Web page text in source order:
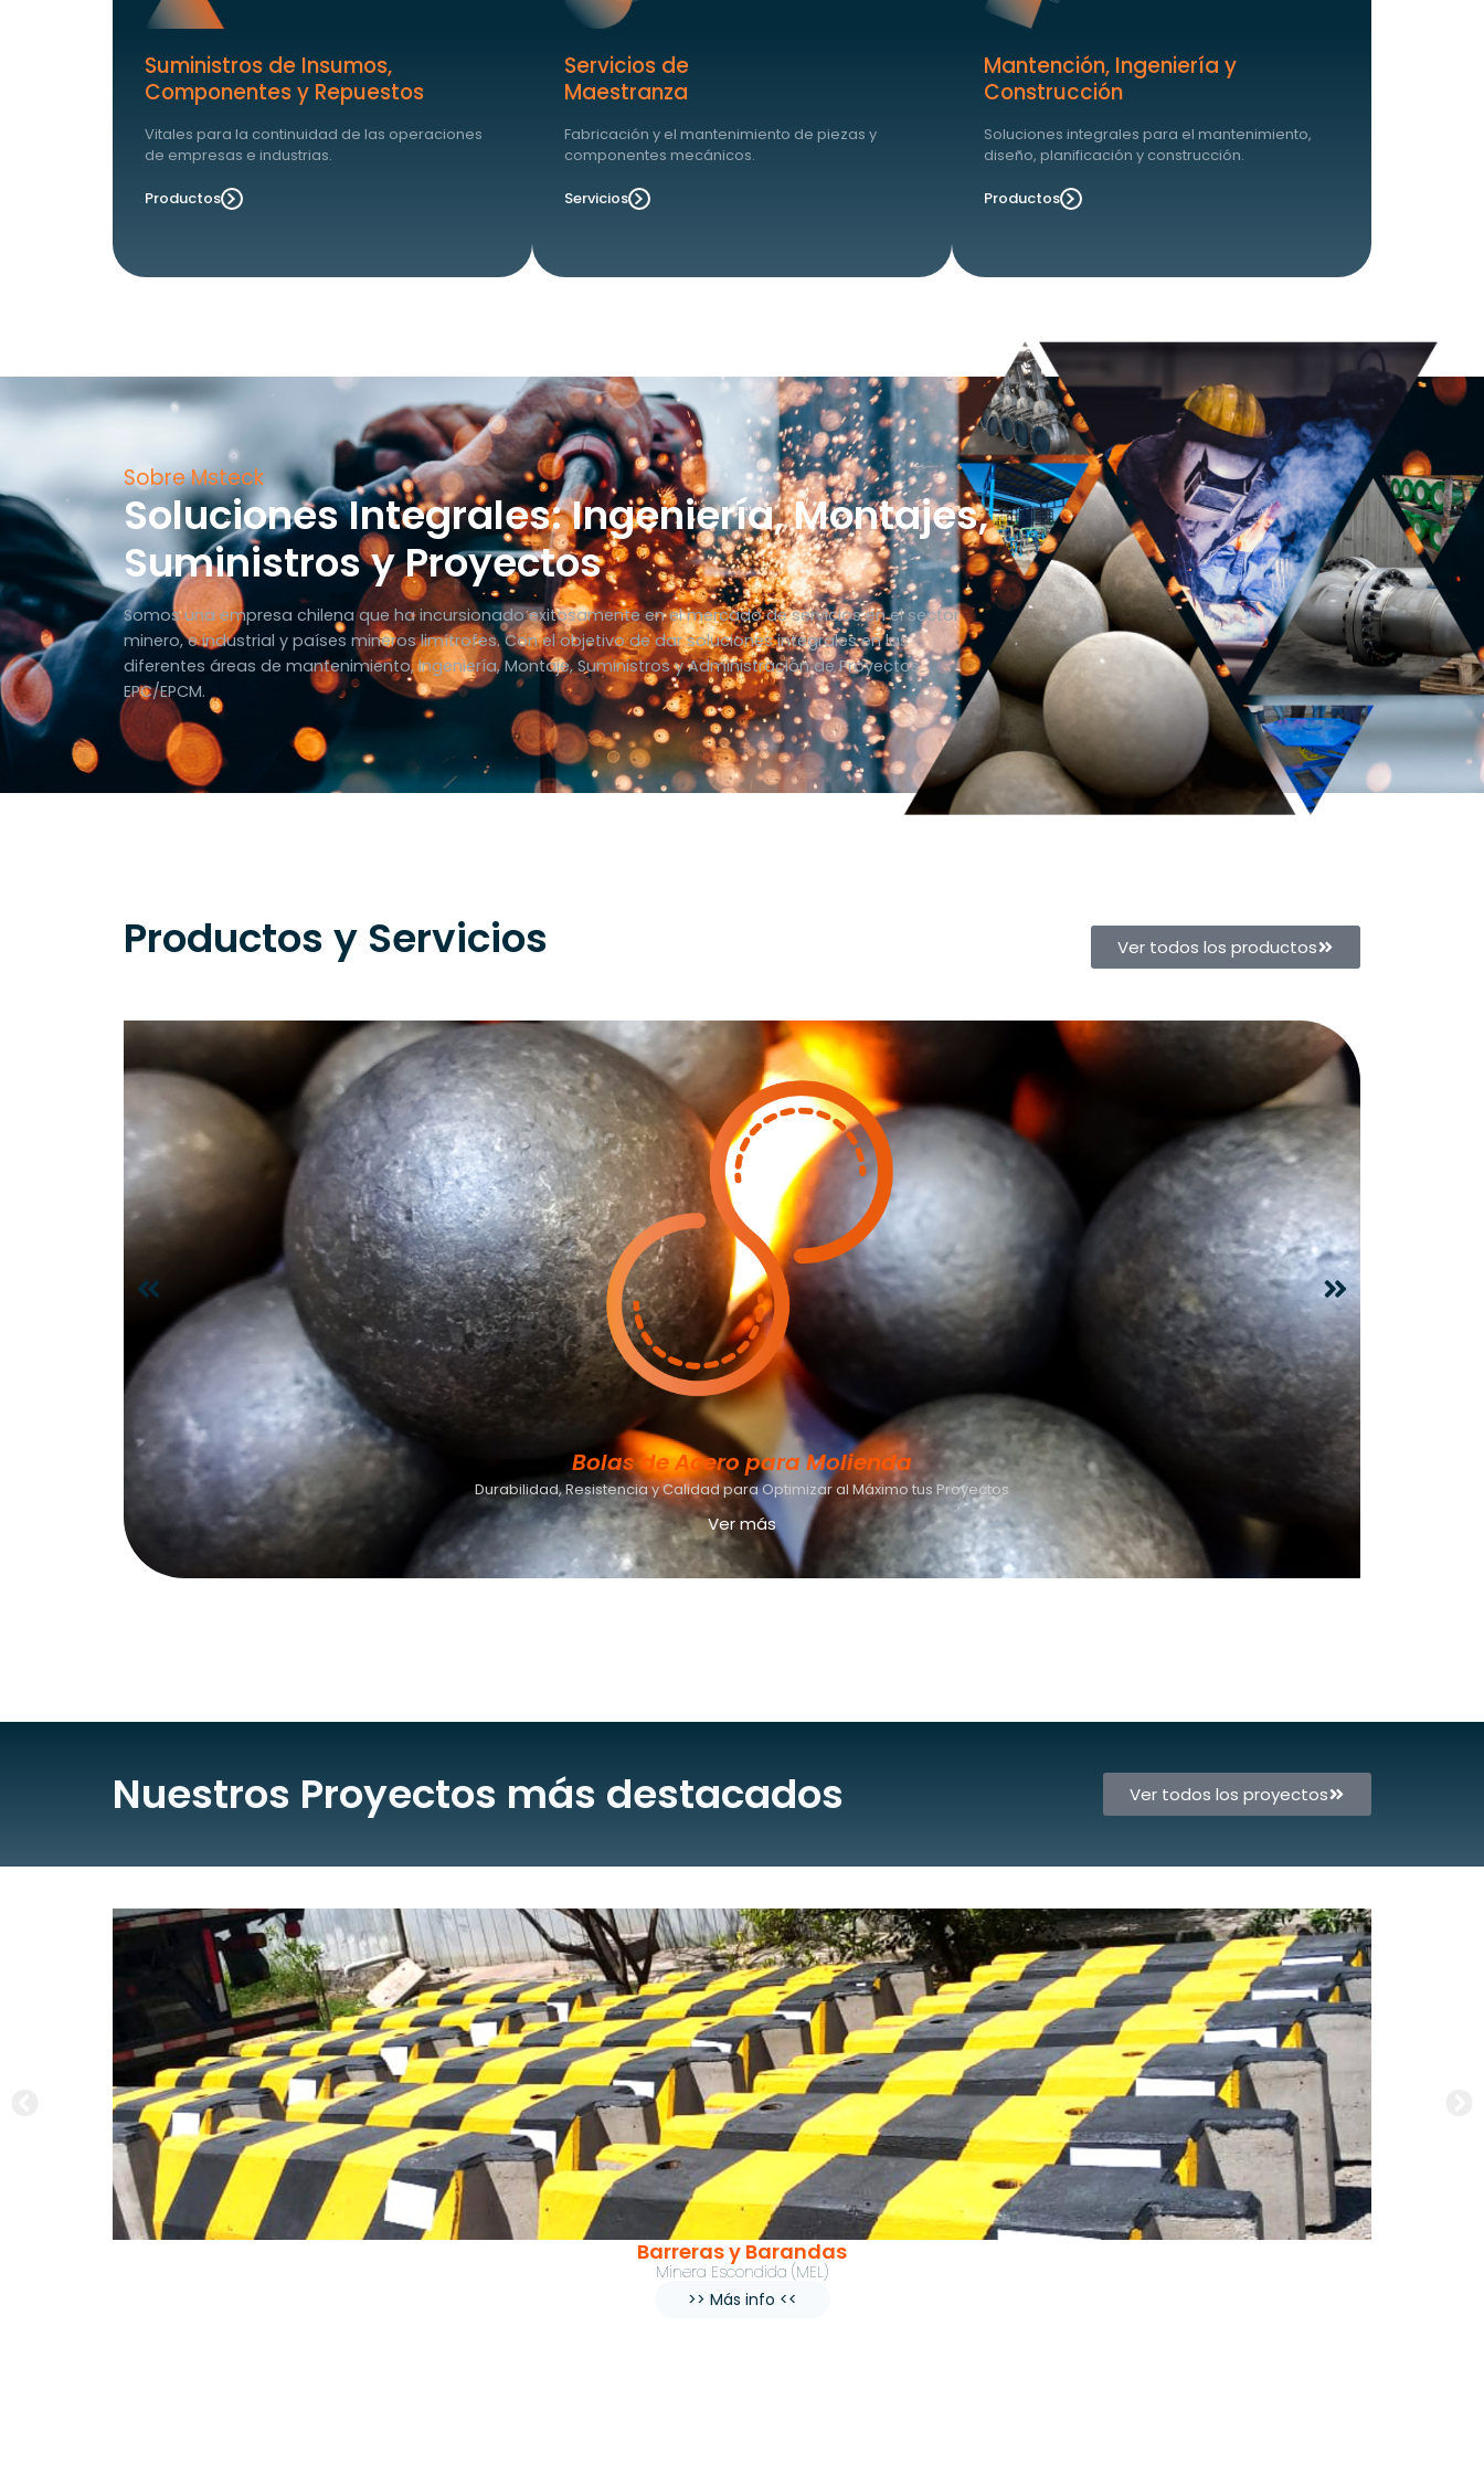
Suministros de Insumos,
Componentes y Repuestos
Vitales para la continuidad de las operaciones
de empresas e industrias.
Productos
Servicios de
Maestranza
Fabricación y el mantenimiento de piezas y
componentes mecánicos.
Servicios
Mantención, Ingeniería y
Construcción
Soluciones integrales para el mantenimiento,
diseño, planificación y construcción.
Productos
Sobre Msteck
Soluciones Integrales: Ingeniería, Montajes,
Suministros y Proyectos
Somos una empresa chilena que ha incursionado exitosamente en el mercado de servicios en el sector
minero, e industrial y países mineros limítrofes. Con el objetivo de dar soluciones integrales en las
diferentes áreas de mantenimiento, Ingeniería, Montaje, Suministros y Administración de Proyectos
EPC/EPCM.
Productos y Servicios Ver todos los productos
Bolas de Acero para Molienda
Durabilidad, Resistencia y Calidad para Optimizar al Máximo tus Proyectos
Ver más
Nuestros Proyectos más destacados Ver todos los proyectos
Barreras y Barandas
Minera Escondida (MEL)
>> Más info <<